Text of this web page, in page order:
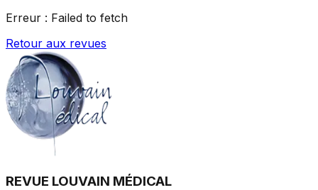
Erreur : Failed to fetch
Retour aux revues
REVUE LOUVAIN MÉDICAL